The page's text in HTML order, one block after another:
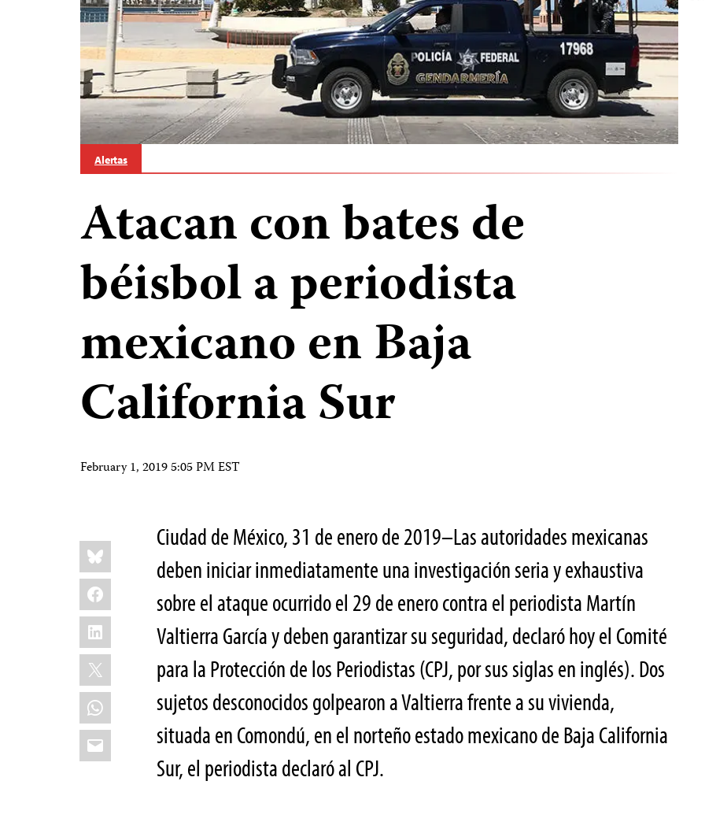
Alertas
Atacan con bates de
béisbol a periodista
mexicano en Baja
California Sur
February 1, 2019 5:05 PM EST
Share
this:
Bluesky
Facebook
LinkedIn
X
WhatsApp
Email
Ciudad de México, 31 de enero de 2019–Las autoridades mexicanas
deben iniciar inmediatamente una investigación seria y exhaustiva
sobre el ataque ocurrido el 29 de enero contra el periodista Martín
Valtierra García y deben garantizar su seguridad, declaró hoy el Comité
para la Protección de los Periodistas (CPJ, por sus siglas en inglés). Dos
sujetos desconocidos golpearon a Valtierra frente a su vivienda,
situada en Comondú, en el norteño estado mexicano de Baja California
Sur, el periodista declaró al CPJ.